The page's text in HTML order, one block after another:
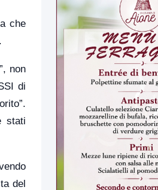
che
non
di
stati
del
VIDEO SPORT